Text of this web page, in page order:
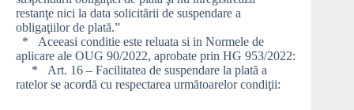
restanţe nici la data solicitării de suspendare a
obligaţiilor de plată.”
* Aceeasi conditie este reluata si in Normele de
aplicare ale OUG 90/2022, aprobate prin HG 953/2022:
* Art. 16 – Facilitatea de suspendare la plată a
ratelor se acordă cu respectarea următoarelor condiţii: